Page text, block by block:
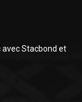
avec Stacbond et